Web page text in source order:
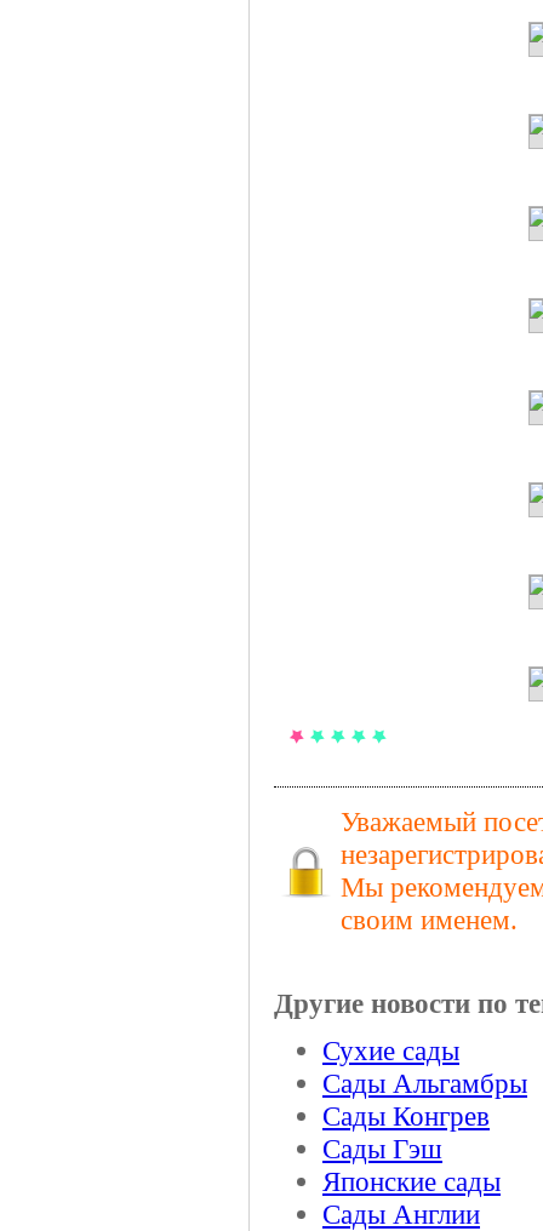
Уважаемый
Мы рекомендуем
своим именем.
Другие новости по
Сухие сады
Сады Альгамбры
Сады Конгрев
Сады Гэш
Японские сады
Сады Англии